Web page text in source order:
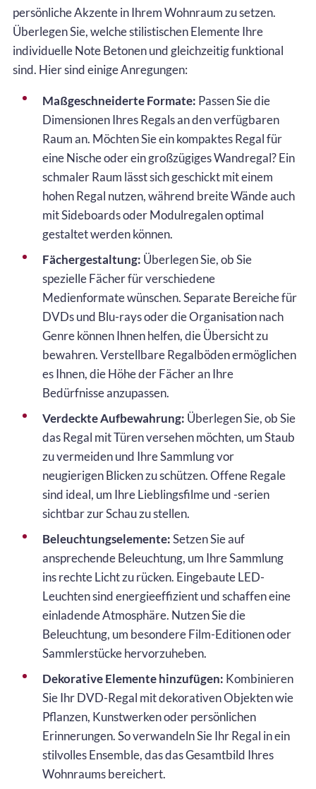
persönliche Akzente in Ihrem Wohnraum zu setzen.
Überlegen Sie, welche stilistischen Elemente Ihre
individuelle Note Betonen und gleichzeitig funktional
sind. Hier sind einige Anregungen:
Maßgeschneiderte Formate: Passen Sie die
Dimensionen Ihres Regals an den verfügbaren
Raum an. Möchten Sie ein kompaktes Regal für
eine Nische oder ein großzügiges Wandregal? Ein
schmaler Raum lässt sich geschickt mit einem
hohen Regal nutzen, während breite Wände auch
mit Sideboards oder Modulregalen optimal
gestaltet werden können.
Fächergestaltung: Überlegen Sie, ob Sie
spezielle Fächer für verschiedene
Medienformate wünschen. Separate Bereiche für
DVDs und Blu-rays oder die Organisation nach
Genre können Ihnen helfen, die Übersicht zu
bewahren. Verstellbare Regalböden ermöglichen
es Ihnen, die Höhe der Fächer an Ihre
Bedürfnisse anzupassen.
Verdeckte Aufbewahrung: Überlegen Sie, ob Sie
das Regal mit Türen versehen möchten, um Staub
zu vermeiden und Ihre Sammlung vor
neugierigen Blicken zu schützen. Offene Regale
sind ideal, um Ihre Lieblingsfilme und -serien
sichtbar zur Schau zu stellen.
Beleuchtungselemente:Setzen Sie auf
ansprechende Beleuchtung, um Ihre Sammlung
ins rechte Licht zu rücken. Eingebaute LED-
Leuchten sind energieeffizient und schaffen eine
einladende Atmosphäre. Nutzen Sie die
Beleuchtung, um besondere Film-Editionen oder
Sammlerstücke hervorzuheben.
Dekorative Elemente hinzufügen: Kombinieren
Sie Ihr DVD-Regal mit dekorativen Objekten wie
Pflanzen, Kunstwerken oder persönlichen
Erinnerungen. So verwandeln Sie Ihr Regal in ein
stilvolles Ensemble, das das Gesamtbild Ihres
Wohnraums bereichert.